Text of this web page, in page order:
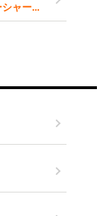
【2023年-】1290SUPER DUKE R EVO ローシャーシモデル【-45mm】